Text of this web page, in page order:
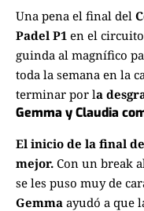
Una pena el final del
Padel P1 en el
guinda al magnífico
toda la semana en la
terminar por la
Gemma y Claudia
El inicio de la final
mejor. Con un break
se les puso muy de
Gemma ayudó a que